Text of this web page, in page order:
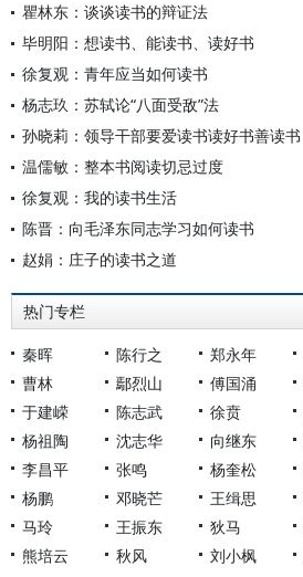
瞿林东：谈谈读书的辩证法
毕明阳：想读书、能读书、读好书
徐复观：青年应当如何读书
杨志玖：苏轼论“八面受敌”法
孙晓莉：领导干部要爱读书读好书善读书
温儒敏：整本书阅读切忌过度
徐复观：我的读书生活
陈晋：向毛泽东同志学习如何读书
赵娟：庄子的读书之道
热门专栏
秦晖 陈行之 郑永年
曹林
鄢烈山 傅国涌
于建嵘
陈志武 徐贲
杨祖陶
沈志华 向继东
李昌平
张鸣 杨奎松
杨鹏
邓晓芒 王缉思
马玲
王振东 狄马
熊培云
秋风 刘小枫